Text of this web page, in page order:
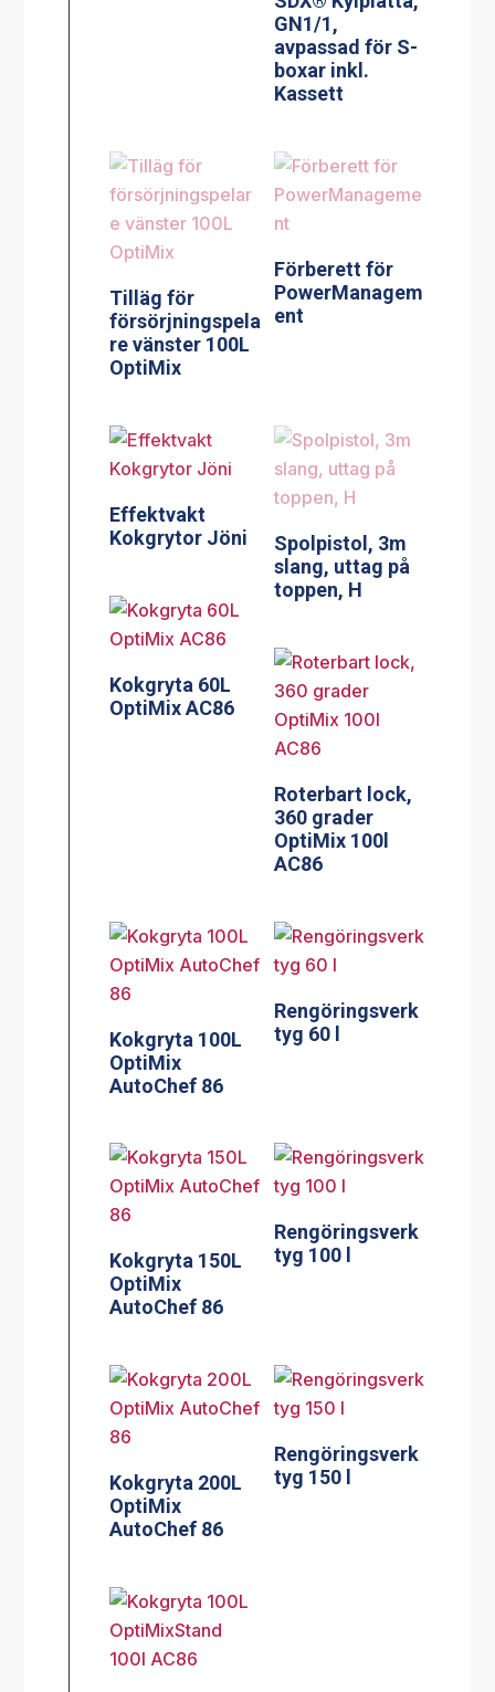
GN1/1,
avpassad för S-
boxar inkl.
Kassett
Tilläg för
försörjningspela
re vänster 100L
OptiMix
Förberett för
PowerManagem
ent
Effektvakt
Kokgrytor Jöni
Spolpistol, 3m
slang, uttag på
toppen, H
Kokgryta 60L
OptiMix AC86
Roterbart lock,
360 grader
OptiMix 100l
AC86
Kokgryta 100L
OptiMix
AutoChef 86
Rengöringsverk
tyg 60 l
Kokgryta 150L
OptiMix
AutoChef 86
Rengöringsverk
tyg 100 l
Kokgryta 200L
OptiMix
AutoChef 86
Rengöringsverk
tyg 150 l